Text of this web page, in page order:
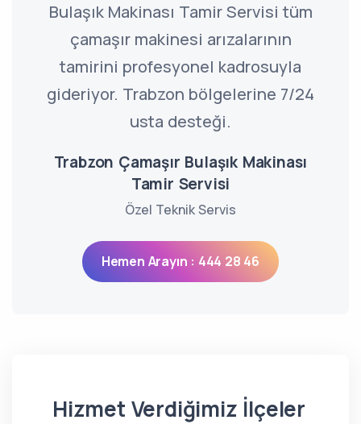
Bulaşık Makinası Tamir Servisi tüm
çamaşır makinesi arızalarının
tamirini profesyonel kadrosuyla
gideriyor. Trabzon bölgelerine 7/24
usta desteği.
Trabzon Çamaşır Bulaşık Makinası
Tamir Servisi
Özel Teknik Servis
Hemen Arayın : 444 28 46
Hizmet Verdiğimiz İlçeler